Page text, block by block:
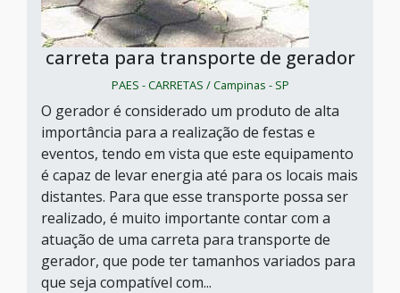
carreta para transporte de gerador
PAES - CARRETAS / Campinas - SP
O gerador é considerado um produto de alta
importância para a realização de festas e
eventos, tendo em vista que este equipamento
é capaz de levar energia até para os locais mais
distantes. Para que esse transporte possa ser
realizado, é muito importante contar com a
atuação de uma carreta para transporte de
gerador, que pode ter tamanhos variados para
que seja compatível com...